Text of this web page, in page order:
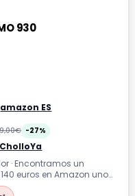
930
amazon ES
-27%
CholloYa
· Encontramos un
euros en Amazon uno
robots aspirador del